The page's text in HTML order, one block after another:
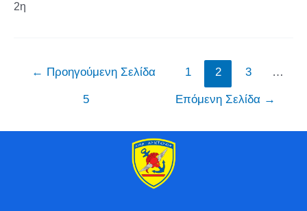
2η
← Προηγούμενη Σελίδα 1 2 3 …
5 Επόμενη Σελίδα →